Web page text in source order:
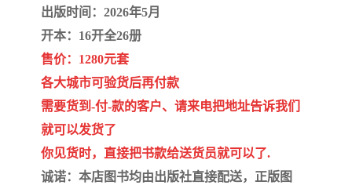
出版时间：2026年5月
开本：16开全26册
售价：1280元套
各大城市可验货后再付款
需要货到-付-款的客户、请来电把地址告诉我们
就可以发货了
你见货时，直接把书款给送货员就可以了.
诚诺：本店图书均由出版社直接配送，正版图
陕西建设工程消耗量定额
贵州水利水电定额
青海省建筑工程消耗量定
20kv及以下配电网工程定
验评定标准
广西建筑安装工程预算定 内河沿海港口疏浚定额